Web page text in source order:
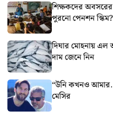
শিক্ষকদের
পুরনো পেনশন
দিঘার মোহনায় এল
দাম জেনে নিন
“উনি কখনও
মেসির